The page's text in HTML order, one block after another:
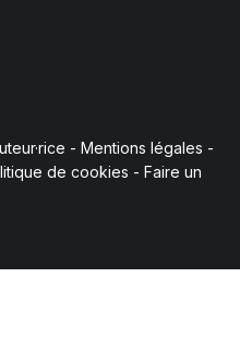
- Mentions légales -
de cookies - Faire un